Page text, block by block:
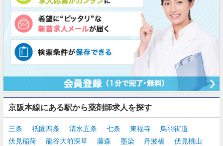
京阪本線にある駅から薬剤師求人を探す
三条 祇園四条 清水五条 七条 東福寺
鳥羽街道
伏見稲荷
龍谷大前深草 藤森 墨染 丹波橋
伏見桃山